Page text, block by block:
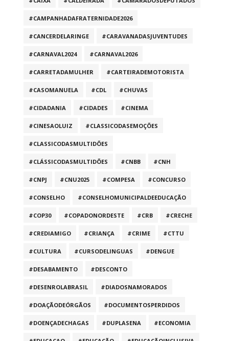
#CAMPANHADAFRATERNIDADE2026
#CANCERDELARINGE #CARAVANADASJUVENTUDES
#CARNAVAL2024 #CARNAVAL2026
#CARRETADAMULHER #CARTEIRADEMOTORISTA
#CASOMANUELA #CDL #CHUVAS
#CIDADANIA #CIDADES #CINEMA
#CINESAOLUIZ #CLASSICODASEMOÇÕES
#CLASSICODASMULTIDÕES
#CLÁSSICODASMULTIDÕES #CNBB #CNH
#CNPJ #CNU2025 #COMPESA #CONCURSO
#CONSELHO #CONSELHOMUNICIPALDEEDUCAÇÃO
#COP30 #COPADONORDESTE #CRB #CRECHE
#CREDIAMIGO #CRIANÇA #CRIME #CTTU
#CULTURA #CURSODELINGUAS #DENGUE
#DESABAMENTO #DESCONTO
#DESENROLABRASIL #DIADOSNAMORADOS
#DOAÇÃODEÓRGÃOS #DOCUMENTOSPERDIDOS
#DOENÇADECHAGAS #DUPLASENA #ECONOMIA